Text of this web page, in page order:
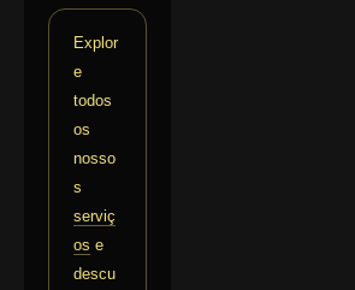
Explor
e
todos
os
nosso
s
serviç
os e
descu